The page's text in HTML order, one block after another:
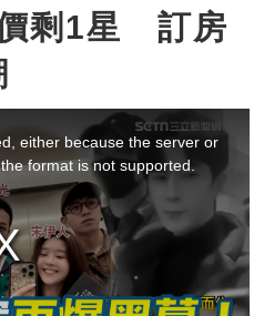
剩1星 訂房
either because the server or
format is not supported.